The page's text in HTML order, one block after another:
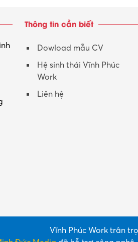
Thông tin cần biết
Dowload mẫu CV
Hệ sinh thái Vĩnh Phúc
Work
Liên hệ
Vĩnh Phúc Work trân